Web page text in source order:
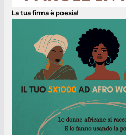
La tua firma è poesia!